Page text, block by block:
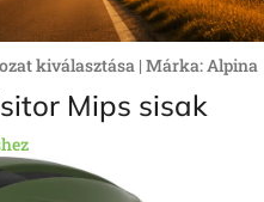
kiválasztása | Márka: Alpina
Mips sisak